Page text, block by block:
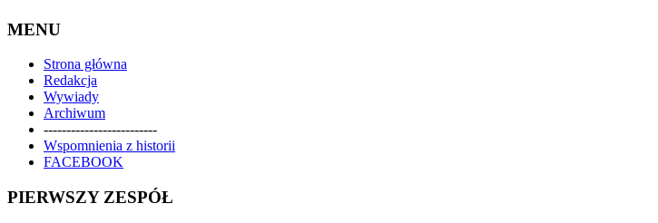
MENU
Strona główna
Redakcja
Wywiady
Archiwum
-------------------------
Wspomnienia z historii
FACEBOOK
PIERWSZY ZESPÓŁ